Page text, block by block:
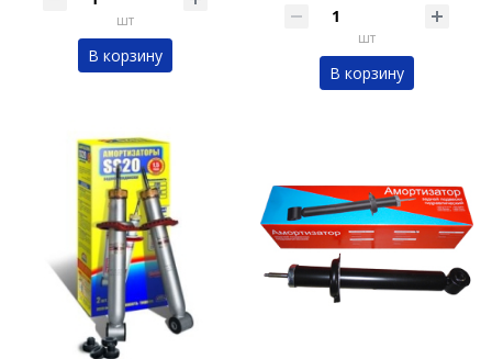
шт
В корзину
шт
В корзину